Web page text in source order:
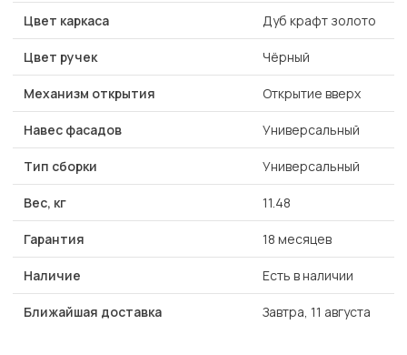
Цвет каркаса Дуб крафт золото
Цвет ручек Чёрный
Механизм открытия Открытие вверх
Навес фасадов Универсальный
Тип сборки Универсальный
Вес, кг 11.48
Гарантия 18 месяцев
Наличие Есть в наличии
Ближайшая доставка Завтра, 11 августа